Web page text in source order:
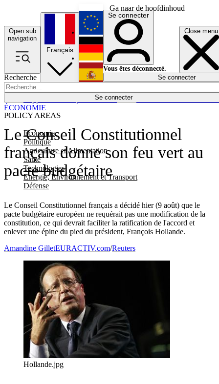
Ga naar de hoofdinhoud
Open sub
navigation
Close menu
Recherche
Se connecter
POLICY AREAS
Economie
Politique
Agriculture et Alimentation
Santé
Technologies
Energie, Environnement et Transport
Défense
Économie
Français
English
Deutsch
Español
Se connecter
Vous êtes déconnecté.
Se connecter
Le Conseil Constitutionnel
français donne son feu vert au
pacte budgétaire
Le Conseil Constitutionnel français a décidé hier (9 août) que le
pacte budgétaire européen ne requérait pas une modification de la
constitution, ce qui devrait faciliter la ratification de l'accord et
enlever une épine du pied du président, François Hollande.
ÉCONOMIE
Amandine GilletEURACTIV.com/Reuters
Hollande.jpg